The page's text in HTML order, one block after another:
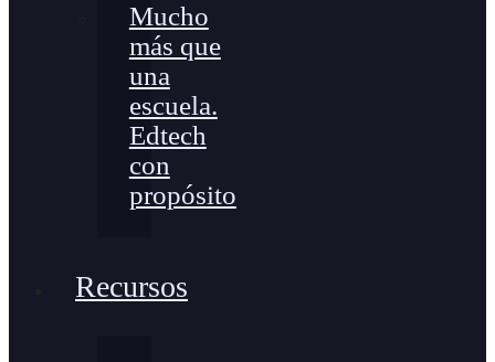
Mucho
más que
una
escuela.
Edtech
con
propósito
Recursos